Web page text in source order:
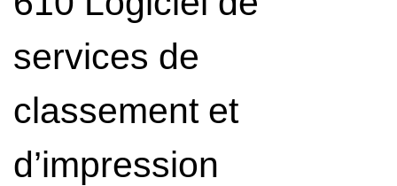
services de
classement et
d’impression